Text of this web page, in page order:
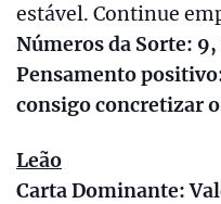
estável. Continue
Números da Sorte: 9,
Pensamento
consigo concretizar
Leão
Carta Dominante: